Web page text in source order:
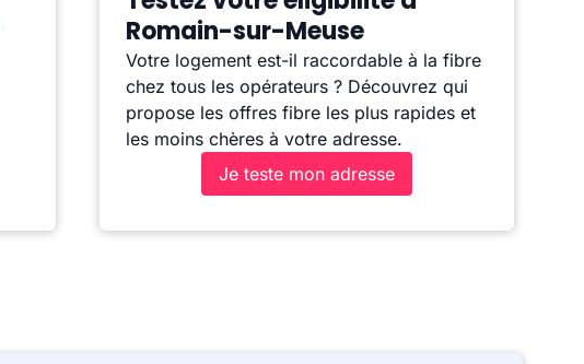
Romain-sur-Meuse
Votre logement est-il raccordable à la fibre
chez tous les opérateurs ? Découvrez qui
propose les offres fibre les plus rapides et
les moins chères à votre adresse.
Je teste mon adresse